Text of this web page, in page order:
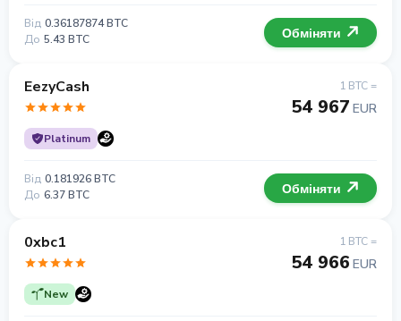
Від 0.36187874 BTC
До 5.43 BTC Обміняти
EezyCash
Platinum
1 BTC =
54 967 EUR
Від 0.181926 BTC
До 6.37 BTC Обміняти
0xbc1
New
1 BTC =
54 966 EUR